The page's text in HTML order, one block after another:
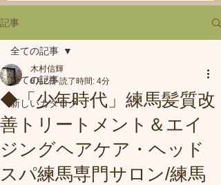
記事
全ての記事
新しいカタログ
全ての記事
◆「少年時代」練馬髪質改
善トリートメント＆エイ
ジングヘアケア・ヘッド
スパ練馬専門サロン/練馬
木村信輝
6月2日 読了時間: 4分